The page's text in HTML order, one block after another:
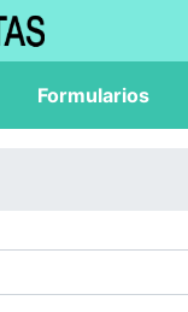
Formularios